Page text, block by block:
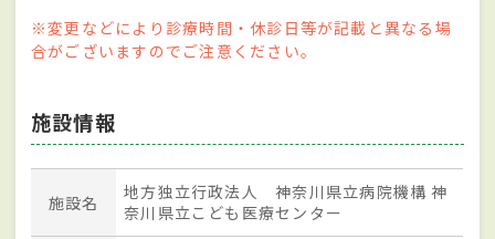
※変更などにより診療時間・休診日等が記載と異なる場
合がございますのでご注意ください。
施設情報
施設名
地方独立行政法人 神奈川県立病院機構 神
奈川県立こども医療センター